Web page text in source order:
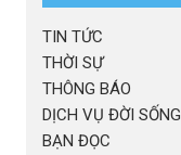
TIN TỨC
THỜI SỰ
THÔNG BÁO
DỊCH VỤ ĐỜI SỐNG
BẠN ĐỌC